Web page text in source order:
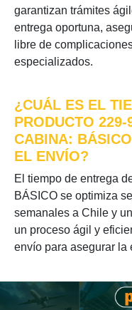
garantizan trámites
entrega oportuna,
libre de
especializados.
¿CUÁL ES EL
PRODUCTO
CABINA:
EL ENVÍO?
El tiempo de entrega
BÁSICO se optimiza
semanales a Chile y
un proceso ágil y
envío para asegurar la